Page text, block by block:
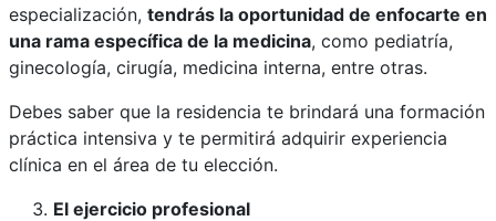
especialización, tendrás la oportunidad de enfocarte en
una rama específica de la medicina, como pediatría,
ginecología, cirugía, medicina interna, entre otras.
Debes saber que la residencia te brindará una formación
práctica intensiva y te permitirá adquirir experiencia
clínica en el área de tu elección.
El ejercicio profesional